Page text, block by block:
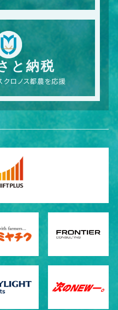
と納税
クロノス都農を応援